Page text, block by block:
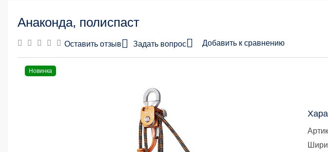
Анаконда, полиспаст
Оставить отзыв Задать вопрос Добавить к сравнению
Новинка